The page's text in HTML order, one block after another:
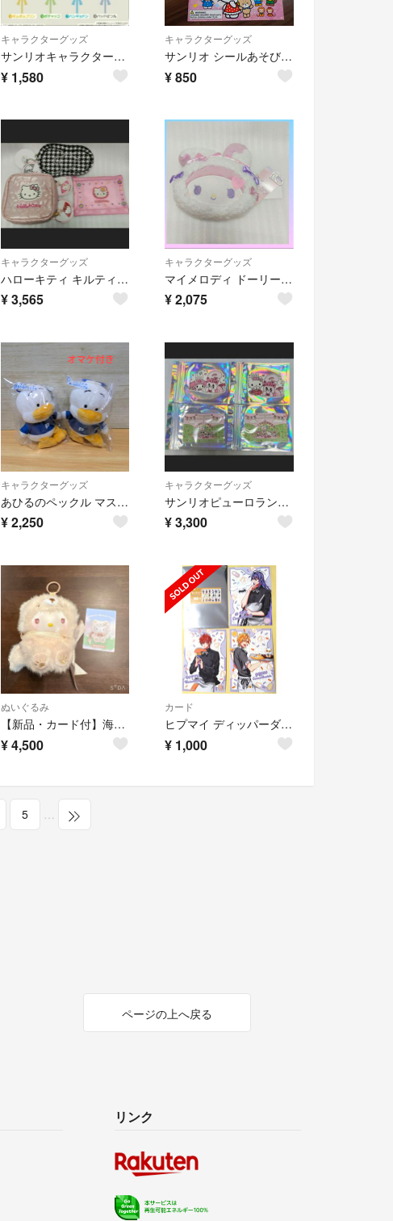
キャラクターグッズ
サンリオキャラクターズ バルーンポップチャーム 3種セット(ポムポムプリン.ポチャッコ．シナモロール)
¥ 1,580
キャラクターグッズ
サンリオ シールあそび 2冊セット サンリオキャラクター シールブック レトロ
¥850
キャラクターグッズ
ハローキティ キルティングポーチ リボンポーチ メッシュポーチ 3点セット
¥3,565
キャラクターグッズ
マイメロディ ドーリーミックス ぬいぐるみポーチ なつめみく
¥2,075
キャラクターグッズ
あひるのペックル マスコット 2個セット オマケ付き サンリオ 当りくじ
¥2,250
キャラクターグッズ
サンリオピューロランド エスターバニー ステッカー 4枚セット
¥3,300
ぬいぐるみ
【新品・カード付】海外限定 MINISO サンリオ キツネ ハローキティ ぬいぐるみ
¥4,500
カード
ヒプマイ ディッパーダン ブロマイド
¥ 1,000
5 …
ページの上へ戻る
リンク